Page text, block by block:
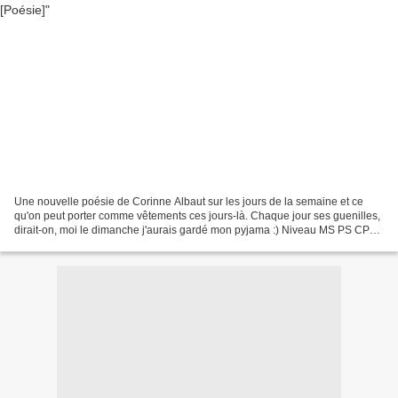
Une nouvelle poésie de Corinne Albaut sur les jours de la semaine et ce
qu'on peut porter comme vêtements ces jours-là. Chaque jour ses guenilles,
dirait-on, moi le dimanche j'aurais gardé mon pyjama :) Niveau MS PS CP